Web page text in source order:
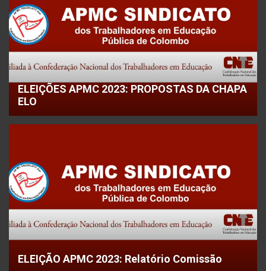
ELEIÇÕES APMC 2023: PROPOSTAS DA CHAPA
ELO
ELEIÇÃO APMC 2023: Relatório Comissão